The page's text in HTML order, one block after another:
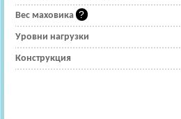
Вес маховика
Уровни нагрузки
Конструкция